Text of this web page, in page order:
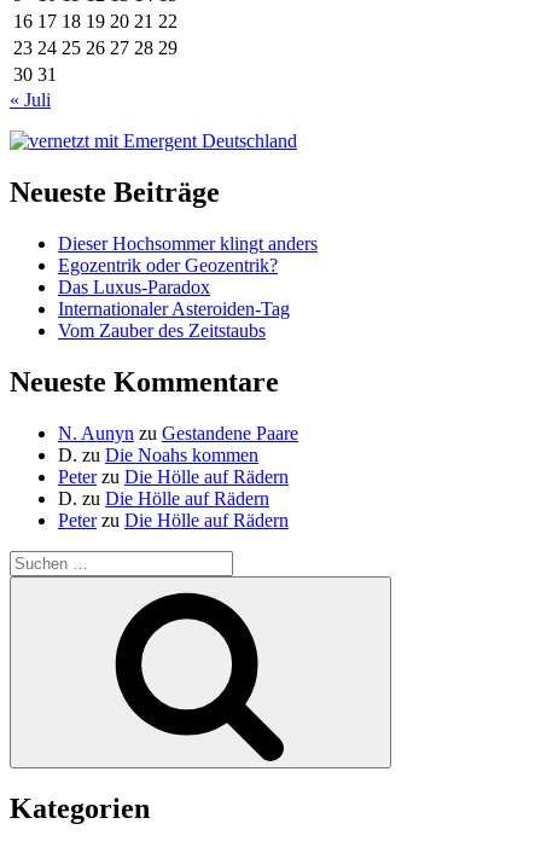
16 17 18 19 20 21 22
23 24 25 26 27 28 29
30 31
« Juli
Neueste Beiträge
Dieser Hochsommer klingt anders
Egozentrik oder Geozentrik?
Das Luxus-Paradox
Internationaler Asteroiden-Tag
Vom Zauber des Zeitstaubs
Neueste Kommentare
N. Aunyn zu Gestandene Paare
D. zu Die Noahs kommen
Peterzu Die Hölle auf Rädern
D. zu Die Hölle auf Rädern
Peterzu Die Hölle auf Rädern
Suche
nach:
Kategorien